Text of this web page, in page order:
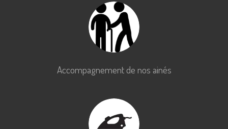
Accompagnement de nos ainés